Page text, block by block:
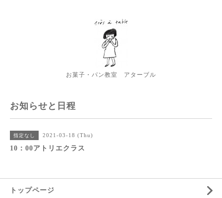
お菓子・パン教室 アターブル
お知らせと日程
指定なし 2021-03-18 (Thu)
10：00アトリエクラス
トップページ